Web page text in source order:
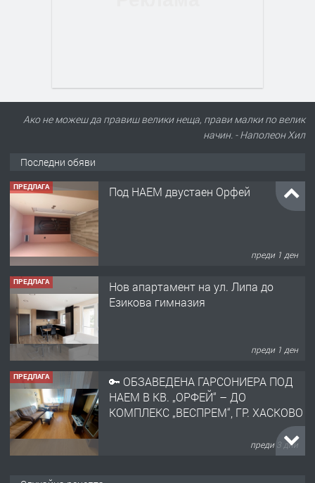
Ако не можеш да правиш велики неща, прави малки по велик
начин. - Наполеон Хил
Последни обяви
ПРЕДЛАГА Под НАЕМ двустаен Орфей
преди 1 ден
ПРЕДЛАГА
Нов апартамент на ул. Липа до
Езикова гимназия
преди 1 ден
ПРЕДЛАГА
🔑 ОБЗАВЕДЕНА ГАРСОНИЕРА ПОД
НАЕМ В КВ. „ОРФЕЙ“ – ДО
КОМПЛЕКС „ВЕСПРЕМ“, ГР. ХАСКОВО
преди 3 дни